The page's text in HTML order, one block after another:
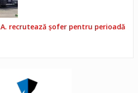
recrutează șofer pentru perioadă